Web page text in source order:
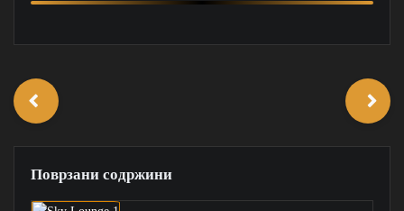
Поврзани содржини